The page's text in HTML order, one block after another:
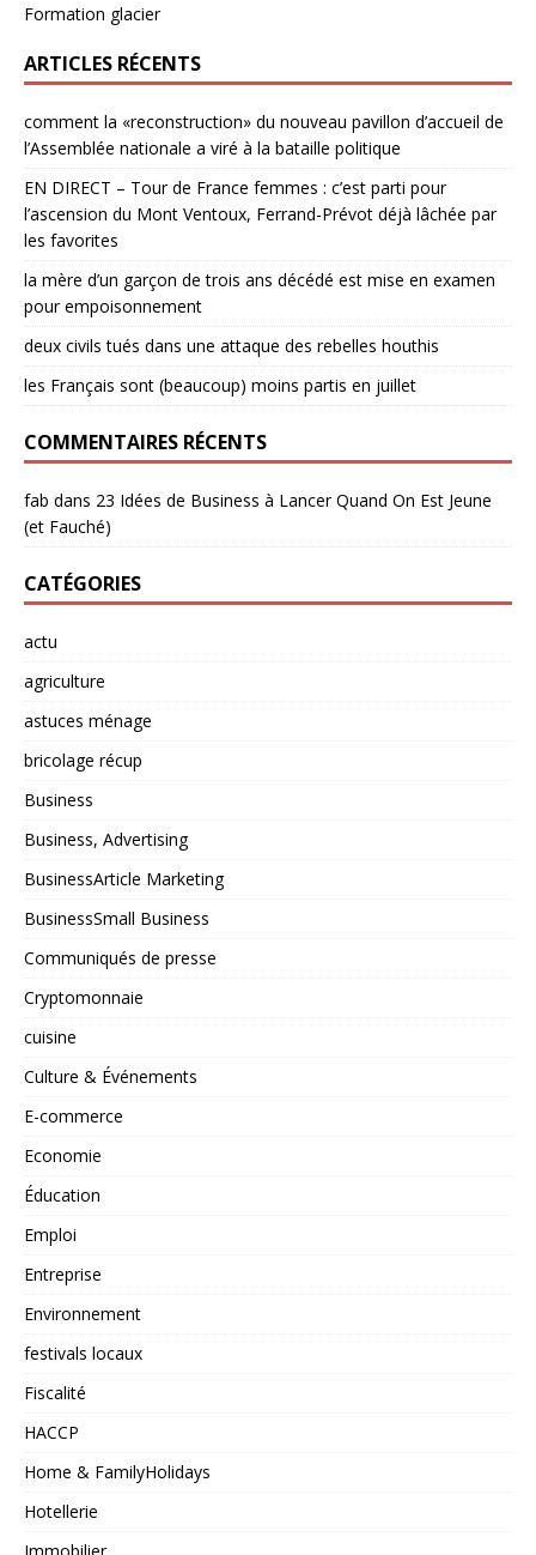
Formation glacier
ARTICLES RÉCENTS
comment la «reconstruction» du nouveau pavillon d’accueil de
l’Assemblée nationale a viré à la bataille politique
EN DIRECT – Tour de France femmes : c’est parti pour
l’ascension du Mont Ventoux, Ferrand-Prévot déjà lâchée par
les favorites
la mère d’un garçon de trois ans décédé est mise en examen
pour empoisonnement
deux civils tués dans une attaque des rebelles houthis
les Français sont (beaucoup) moins partis en juillet
COMMENTAIRES RÉCENTS
fab dans 23 Idées de Business à Lancer Quand On Est Jeune
(et Fauché)
CATÉGORIES
actu
agriculture
astuces ménage
bricolage récup
Business
Business, Advertising
BusinessArticle Marketing
BusinessSmall Business
Communiqués de presse
Cryptomonnaie
cuisine
Culture & Événements
E-commerce
Economie
Éducation
Emploi
Entreprise
Environnement
festivals locaux
Fiscalité
HACCP
Home & FamilyHolidays
Hotellerie
Immobilier